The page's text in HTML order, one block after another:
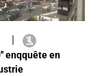
enqquête en